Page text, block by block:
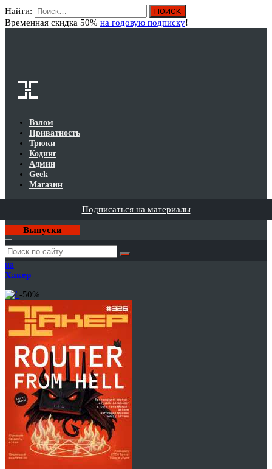
Найти:
Временная скидка 50% на годовую подписку!
Взлом
Приватность
Трюки
Кодинг
Админ
Geek
Магазин
Подписаться на материалы
Выпуски
Годовая
подписка
на
Хакер
-50%